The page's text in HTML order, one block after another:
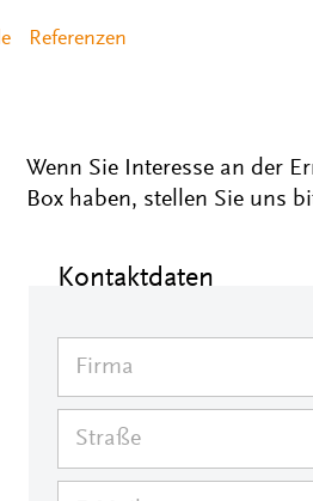
Referenzen
Wenn Sie Interesse an der
Box haben, stellen Sie uns
Kontaktdaten